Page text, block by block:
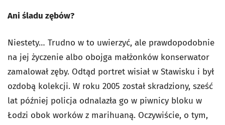
Ani śladu zębów?
Niestety… Trudno w to uwierzyć, ale prawdopodobnie
na jej życzenie albo obojga małżonków konserwator
zamalował zęby. Odtąd portret wisiał w Stawisku i był
ozdobą kolekcji. W roku 2005 został skradziony, sześć
lat później policja odnalazła go w piwnicy bloku w
Łodzi obok worków z marihuaną. Oczywiście, o tym,